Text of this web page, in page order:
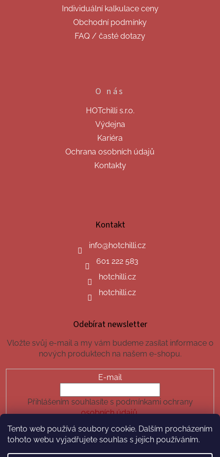
Tento web používá soubory cookie. Dalším procházením
tohoto webu vyjadřujete souhlas s jejich používáním.
Individuální kalkulace ceny
Obchodní podmínky
FAQ / časté dotazy
O nás
HOTchilli s.r.o.
Výdejna
Kariéra
Ochrana osobních údajů
Kontakty
Kontakt
info@hotchilli.cz
601 222 583
hotchilli.cz
hotchilli.cz
Odebírat newsletter
Vložte svůj e-mail a my vám budeme zasílat informace o
nových produktech na našem e-shopu.
E-mail
Přihlášením souhlasíte s podmínkami ochrany
osobních údajů.
PŘIHLÁSIT SE